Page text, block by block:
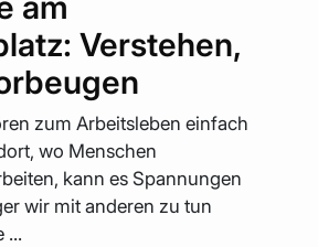
Verstehen,
zum Arbeitsleben einfach
wo Menschen
kann es Spannungen
wir mit anderen zu tun
...